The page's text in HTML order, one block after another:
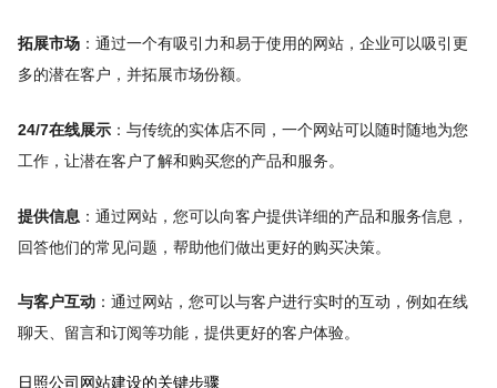
拓展市场：通过一个有吸引力和易于使用的网站，企业可以吸引更
多的潜在客户，并拓展市场份额。
24/7在线展示：与传统的实体店不同，一个网站可以随时随地为您
工作，让潜在客户了解和购买您的产品和服务。
提供信息 ：通过网站，您可以向客户提供详细的产品和服务信息，
回答他们的常见问题，帮助他们做出更好的购买决策。
与客户互动：通过网站，您可以与客户进行实时的互动，例如在线
聊天、留言和订阅等功能，提供更好的客户体验。
日照公司网站建设的关键步骤